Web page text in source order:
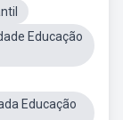
Educação
Educação